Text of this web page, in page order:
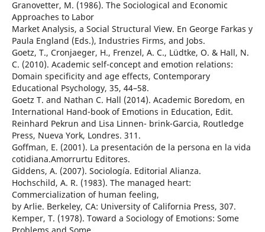
Granovetter, M. (1986). The Sociological and Economic
Approaches to Labor
Market Analysis, a Social Structural View. En George Farkas y
Paula England (Eds.), Industries Firms, and Jobs.
Goetz, T., Cronjaeger, H., Frenzel, A. C., Lüdtke, O. & Hall, N.
C. (2010). Academic self-concept and emotion relations:
Domain specificity and age effects, Contemporary
Educational Psychology, 35, 44–58.
Goetz T. and Nathan C. Hall (2014). Academic Boredom, en
International Hand-book of Emotions in Education, Edit.
Reinhard Pekrun and Lisa Linnen- brink-Garcia, Routledge
Press, Nueva York, Londres. 311.
Goffman, E. (2001). La presentación de la persona en la vida
cotidiana.Amorrurtu Editores.
Giddens, A. (2007). Sociología. Editorial Alianza.
Hochschild, A. R. (1983). The managed heart:
Commercialization of human feeling,
by Arlie. Berkeley, CA: University of California Press, 307.
Kemper, T. (1978). Toward a Sociology of Emotions: Some